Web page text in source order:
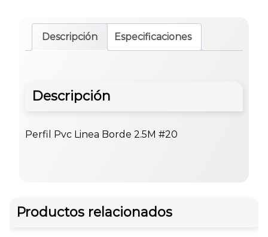
Descripción Especificaciones
Descripción
Perfil Pvc Linea Borde 2.5M #20
Productos relacionados